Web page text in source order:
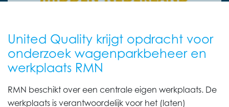
United Quality krijgt opdracht voor
onderzoek wagenparkbeheer en
werkplaats RMN
RMN beschikt over een centrale eigen werkplaats. De
werkplaats is verantwoordelijk voor het (laten)